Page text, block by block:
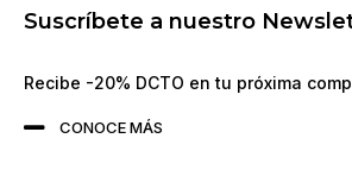
Suscríbete a nuestro
Recibe -20% DCTO en tu próxima
CONOCE MÁS